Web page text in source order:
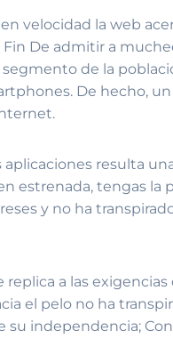
velocidad la web
De admitir a
de la
De hecho,
resulta
estrenada, tengas la
y no ha
a las
el pelo no ha
su independencia;